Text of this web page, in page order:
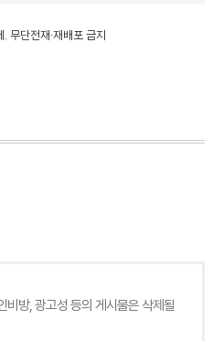
무단전재·재배포 금지